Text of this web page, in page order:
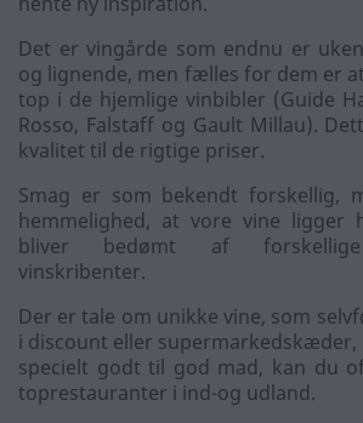
Det er vingårde som endnu er
og lignende, men fælles for dem er
top i de hjemlige vinbibler (Guide
Rosso, Falstaff og Gault Millau).
kvalitet til de rigtige priser.
Smag er som bekendt forskellig,
hemmelighed, at vore vine
bliver bedømt af forskellige
vinskribenter.
Der er tale om unikke vine, som
i discount eller supermarkedskæder,
specielt godt til god mad, kan du
toprestauranter i ind-og udland.